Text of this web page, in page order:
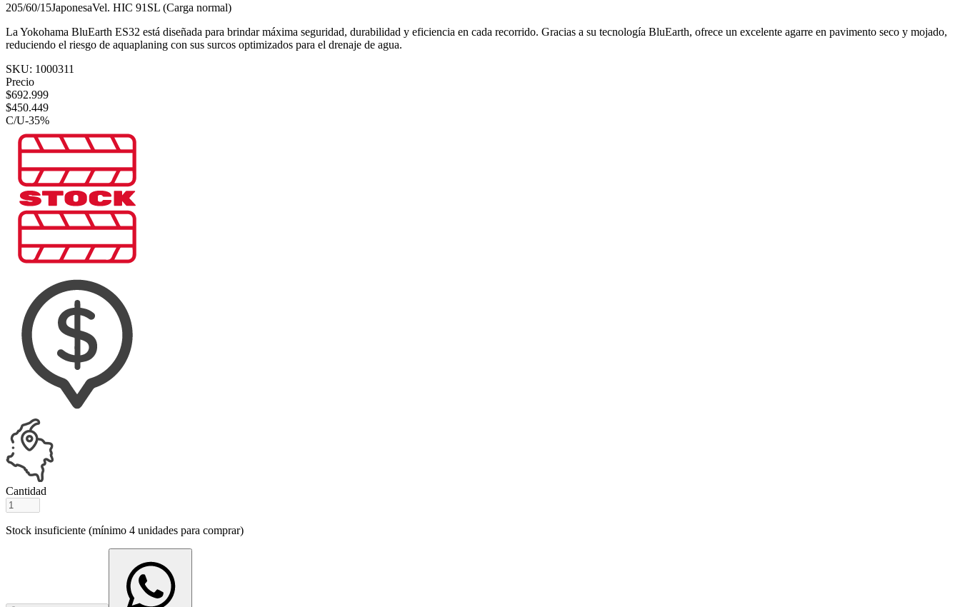
205/60/15JaponesaVel. HIC 91 SL (Carga normal)
La Yokohama BluEarth ES32 está diseñada para brindar máxima seguridad, durabilidad y eficiencia en cada recorrido. Gracias a su tecnología BluEarth, ofrece un excelente agarre en pavimento seco y mojado,
reduciendo el riesgo de aquaplaning con sus surcos optimizados para el drenaje de agua.
SKU: 1000311
Precio
$692.999
$450.449
C/U-35%
Cantidad
Stock insuficiente (mínimo 4 unidades para comprar)